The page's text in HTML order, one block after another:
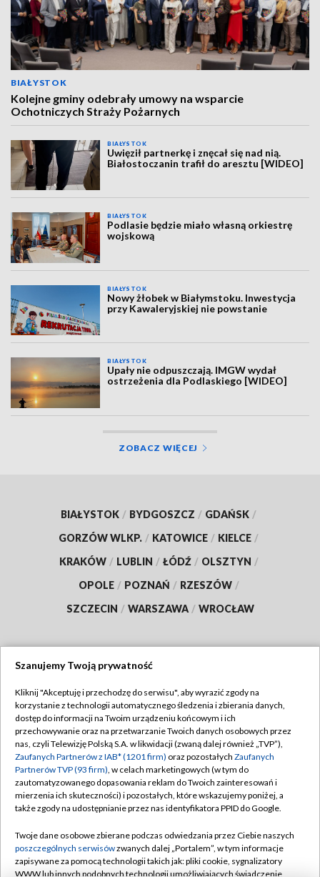
BIAŁYSTOK
Kolejne gminy odebrały umowy na wsparcie
Ochotniczych Straży Pożarnych
BIAŁYSTOK
Uwięził partnerkę i znęcał się nad nią.
Białostoczanin trafił do aresztu [WIDEO]
BIAŁYSTOK
Podlasie będzie miało własną orkiestrę
wojskową
BIAŁYSTOK
Nowy żłobek w Białymstoku. Inwestycja
przy Kawaleryjskiej nie powstanie
BIAŁYSTOK
Upały nie odpuszczają. IMGW wydał
ostrzeżenia dla Podlaskiego [WIDEO]
ZOBACZ WIĘCEJ
BIAŁYSTOK / BYDGOSZCZ / GDAŃSK /
GORZÓW WLKP. / KATOWICE / KIELCE /
KRAKÓW / LUBLIN / ŁÓDŹ / OLSZTYN /
OPOLE / POZNAŃ / RZESZÓW /
SZCZECIN / WARSZAWA / WROCŁAW
TVP
Abonament TVP
Emisja w TVP
Centrum informacji TVP
Naziemna Telewizja Cyfrowa
Rada Programowa
System NOS
Regulamin TVP
Polityka prywatności
Moje zgody
Pomoc
Kontakt
Szanujemy Twoją prywatność
Kliknij "Akceptuję i przechodzę do serwisu", aby wyrazić zgody na
korzystanie z technologii automatycznego śledzenia i zbierania danych,
dostęp do informacji na Twoim urządzeniu końcowym i ich
przechowywanie oraz na przetwarzanie Twoich danych osobowych przez
nas, czyli Telewizję Polską S.A. w likwidacji (zwaną dalej również „TVP”),
Zaufanych Partnerów z IAB* (1201 firm) oraz pozostałych Zaufanych
Partnerów TVP (93 firm), w celach marketingowych (w tym do
zautomatyzowanego dopasowania reklam do Twoich zainteresowań i
mierzenia ich skuteczności) i pozostałych, które wskazujemy poniżej, a
także zgody na udostępnianie przez nas identyfikatora PPID do Google.
Twoje dane osobowe zbierane podczas odwiedzania przez Ciebie naszych
poszczególnych serwisówzwanych dalej „Portalem”, w tym informacje
zapisywane za pomocą technologii takich jak: pliki cookie, sygnalizatory
WWW lub innych podobnych technologii umożliwiających świadczenie